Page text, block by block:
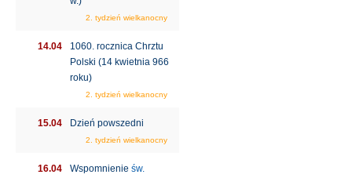
2. tydzień wielkanocny
14.04
1060. rocznica Chrztu
Polski (14 kwietnia 966
roku)
2. tydzień wielkanocny
15.04 Dzień powszedni
2. tydzień wielkanocny
16.04 Wspomnienie św.